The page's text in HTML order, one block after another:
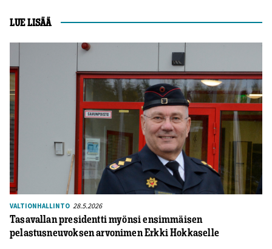
LUE LISÄÄ
VALTIONHALLINTO 28.5.2026
Tasavallan presidentti myönsi ensimmäisen
pelastusneuvoksen arvonimen Erkki Hokkaselle